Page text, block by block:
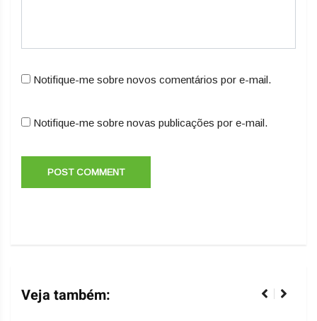
Notifique-me sobre novos comentários por e-mail.
Notifique-me sobre novas publicações por e-mail.
Veja também: